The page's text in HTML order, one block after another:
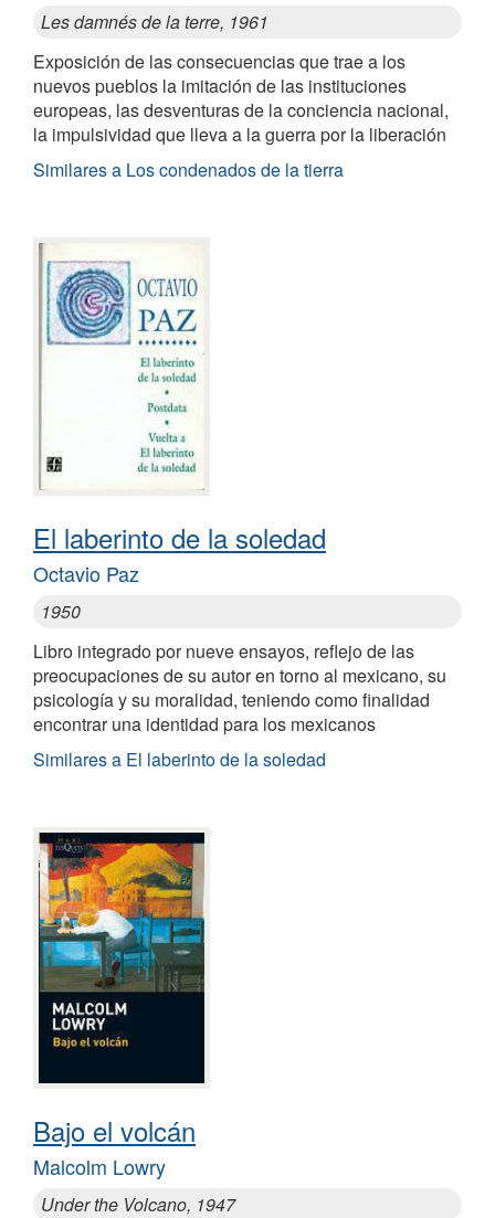
Les damnés de la terre, 1961
Exposición de las consecuencias que trae a los
nuevos pueblos la imitación de las instituciones
europeas, las desventuras de la conciencia nacional,
la impulsividad que lleva a la guerra por la liberación
Similares a Los condenados de la tierra
El laberinto de la soledad
Octavio Paz
1950
Libro integrado por nueve ensayos, reflejo de las
preocupaciones de su autor en torno al mexicano, su
psicología y su moralidad, teniendo como finalidad
encontrar una identidad para los mexicanos
Similares a El laberinto de la soledad
Bajo el volcán
Malcolm Lowry
Under the Volcano, 1947